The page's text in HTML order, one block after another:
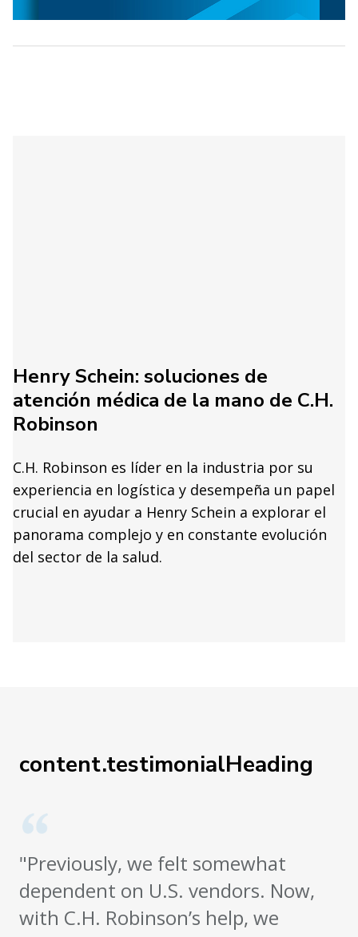
Henry Schein: soluciones de
atención médica de la mano de C.H.
Robinson
C.H. Robinson es líder en la industria por su
experiencia en logística y desempeña un papel
crucial en ayudar a Henry Schein a explorar el
panorama complejo y en constante evolución
del sector de la salud.
content.testimonialHeading
"Previously, we felt somewhat
dependent on U.S. vendors. Now,
with C.H. Robinson’s help, we